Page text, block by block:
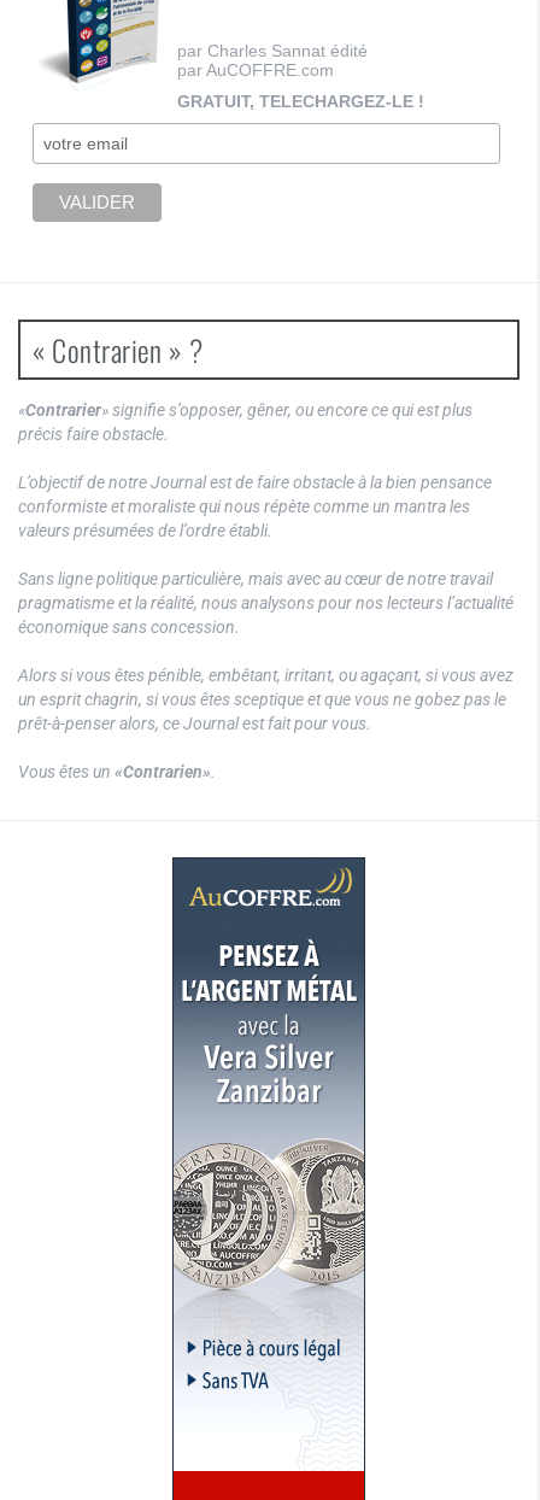
par Charles Sannat édité
par AuCOFFRE.com
GRATUIT, TELECHARGEZ-LE !
« Contrarien » ?
«Contrarier» signifie s’opposer, gêner, ou encore ce qui est plus
précis faire obstacle.
L’objectif de notre Journal est de faire obstacle à la bien pensance
conformiste et moraliste qui nous répète comme un mantra les
valeurs présumées de l’ordre établi.
Sans ligne politique particulière, mais avec au cœur de notre travail
pragmatisme et la réalité, nous analysons pour nos lecteurs l’actualité
économique sans concession.
Alors si vous êtes pénible, embêtant, irritant, ou agaçant, si vous avez
un esprit chagrin, si vous êtes sceptique et que vous ne gobez pas le
prêt-à-penser alors, ce Journal est fait pour vous.
Vous êtes un «Contrarien».